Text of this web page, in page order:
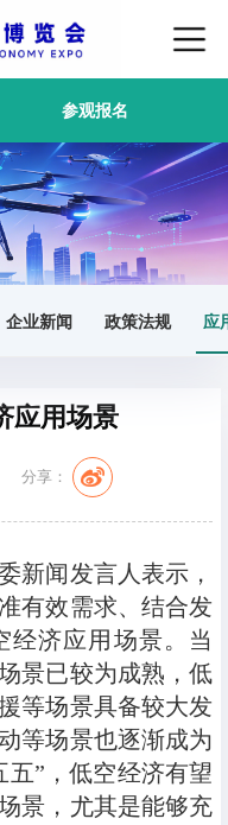
参观报名
企业新闻 政策法规 应
应用场景
分享：
新闻发言人表示，
有效需求、结合发
经济应用场景。当
景已较为成熟，低
等场景具备较大发
等场景也逐渐成为
五”，低空经济有望
景，尤其是能够充